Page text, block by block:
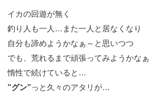
イカの回遊が無く
釣り人も一人…また一人と居なくなり
自分も諦めようかなぁ～と思いつつ
でも、荒れるまで頑張ってみようかなぁ
惰性で続けていると…
”グン”っと久々のアタリが…